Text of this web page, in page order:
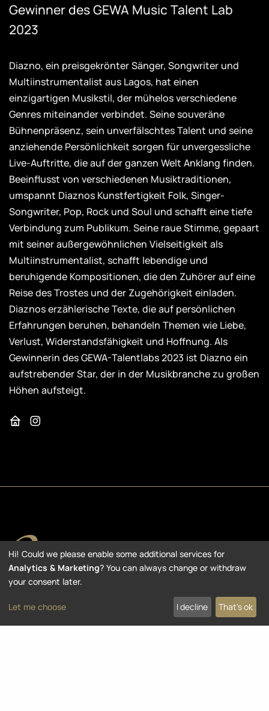
Gewinner des GEWA Music Talent Lab
2023
Diazno, ein preisgekrönter Sänger, Songwriter und
Multiinstrumentalist aus Lagos, hat einen
einzigartigen Musikstil, der mühelos verschiedene
Genres miteinander verbindet. Seine souveräne
Bühnenpräsenz, sein unverfälschtes Talent und seine
anziehende Persönlichkeit sorgen für unvergessliche
Live-Auftritte, die auf der ganzen Welt Anklang finden.
Beeinflusst von verschiedenen Musiktraditionen,
umspannt Diaznos Kunstfertigkeit Folk, Singer-
Songwriter, Pop, Rock und Soul und schafft eine tiefe
Verbindung zum Publikum. Seine raue Stimme, gepaart
mit seiner außergewöhnlichen Vielseitigkeit als
Multiinstrumentalist, schafft lebendige und
beruhigende Kompositionen, die den Zuhörer auf eine
Reise des Trostes und der Zugehörigkeit einladen.
Diaznos erzählerische Texte, die auf persönlichen
Erfahrungen beruhen, behandeln Themen wie Liebe,
Verlust, Widerstandsfähigkeit und Hoffnung. Als
Gewinnerin des GEWA-Talentlabs 2023 ist Diazno ein
aufstrebender Star, der in der Musikbranche zu großen
Höhen aufsteigt.
© 2026 OVATION GUITARS. Alle Rechte Vorbehalten
Hi! Could we please enable some additional services for
Analytics & Marketing? You can always change or withdraw
your consent later.
Let me choose I decline That's ok